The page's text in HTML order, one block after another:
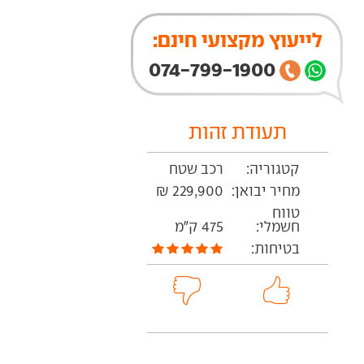
לייעוץ מקצועי חינם:
תעודת זהות
קטגוריה:
רכב שטח
מחיר יבואן:
טווח
חשמלי:
בטיחות: